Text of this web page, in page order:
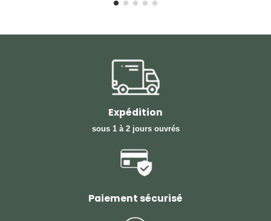
Expédition
sous 1 à 2 jours ouvrés
Paiement sécurisé